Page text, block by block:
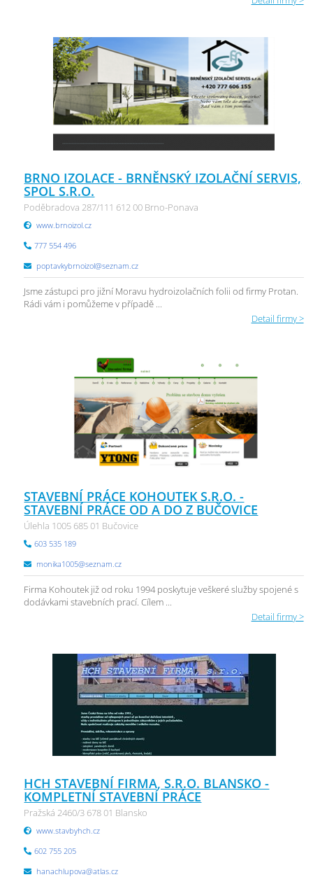
BRNO IZOLACE - BRNĚNSKÝ IZOLAČNÍ SERVIS,
SPOL S.R.O.
Poděbradova 287/111 612 00 Brno-Ponava
www.brnoizol.cz
777 554 496
poptavkybrnoizol@seznam.cz
Jsme zástupci pro jižní Moravu hydroizolačních folii od firmy Protan.
Rádi vám i pomůžeme v případě ...
Detail firmy >
STAVEBNÍ PRÁCE KOHOUTEK S.R.O. -
STAVEBNÍ PRÁCE OD A DO Z BUČOVICE
Úlehla 1005 685 01 Bučovice
603 535 189
monika1005@seznam.cz
Firma Kohoutek již od roku 1994 poskytuje veškeré služby spojené s
dodávkami stavebních prací. Cílem ...
Detail firmy >
HCH STAVEBNÍ FIRMA, S.R.O. BLANSKO -
KOMPLETNÍ STAVEBNÍ PRÁCE
Pražská 2460/3 678 01 Blansko
www.stavbyhch.cz
602 755 205
hanachlupova@atlas.cz